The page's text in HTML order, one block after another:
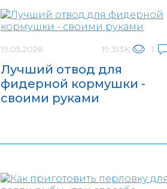
19.05.2026 19.313K 1
Лучший отвод для
фидерной кормушки -
своими руками